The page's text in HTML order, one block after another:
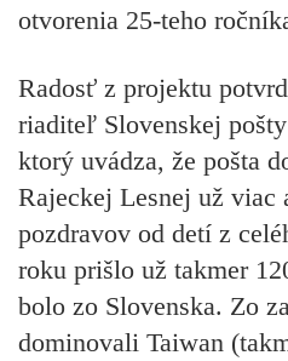
otvorenia 25-teho
Radosť z projektu
riaditeľ Slovenskej
ktorý uvádza, že pošta
Rajeckej Lesnej už viac
pozdravov od detí z
roku prišlo už takmer
bolo zo Slovenska. Zo
dominovali Taiwan